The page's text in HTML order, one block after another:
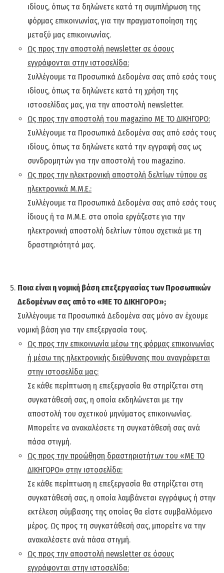
ιδίους, όπως τα δηλώνετε κατά τη συμπλήρωση της
φόρμας επικοινωνίας, για την πραγματοποίηση της
μεταξύ μας επικοινωνίας.
Ως προς την αποστολή newsletterσε όσους
εγγράφονται στην ιστοσελίδα:
Συλλέγουμε τα Προσωπικά Δεδομένα σας από εσάς τους
ιδίους, όπως τα δηλώνετε κατά τη χρήση της
ιστοσελίδας μας, για την αποστολή newsletter.
Ως προς την αποστολή του magazino ΜΕ ΤΟ ΔΙΚΗΓΟΡΟ:
Συλλέγουμε τα Προσωπικά Δεδομένα σας από εσάς τους
ιδίους, όπως τα δηλώνετε κατά την εγγραφή σας ως
συνδρομητών για την αποστολή του magazino.
Ως προς την ηλεκτρονική αποστολή δελτίων τύπου σε
ηλεκτρονικά Μ.Μ.Ε.:
Συλλέγουμε τα Προσωπικά Δεδομένα σας από εσάς τους
ίδιους ή τα Μ.Μ.Ε. στα οποία εργάζεστε για την
ηλεκτρονική αποστολή δελτίων τύπου σχετικά με τη
δραστηριότητά μας.
Ποια είναι η νομική βάση επεξεργασίας των Προσωπικών
Δεδομένων σας από το «ΜΕ ΤΟ ΔΙΚΗΓΟΡΟ»;
Συλλέγουμε τα Προσωπικά Δεδομένα σας μόνο αν έχουμε
νομική βάση για την επεξεργασία τους.
Ως προς την επικοινωνία μέσω της φόρμας επικοινωνίας
ή μέσω της ηλεκτρονικής διεύθυνσης που αναγράφεται
στην ιστοσελίδα μας:
Σε κάθε περίπτωση η επεξεργασία θα στηρίζεται στη
συγκατάθεσή σας, η οποία εκδηλώνεται με την
αποστολή του σχετικού μηνύματος επικοινωνίας.
Μπορείτε να ανακαλέσετε τη συγκατάθεσή σας ανά
πάσα στιγμή.
Ως προς την προώθηση δραστηριοτήτων του «ΜΕ ΤΟ
ΔΙΚΗΓΟΡΟ» στην ιστοσελίδα:
Σε κάθε περίπτωση η επεξεργασία θα στηρίζεται στη
συγκατάθεσή σας, η οποία λαμβάνεται εγγράφως ή στην
εκτέλεση σύμβασης της οποίας θα είστε συμβαλλόμενο
μέρος. Ως προς τη συγκατάθεσή σας, μπορείτε να την
ανακαλέσετε ανά πάσα στιγμή.
Ως προς την αποστολή newsletterσε όσους
εγγράφονται στην ιστοσελίδα: